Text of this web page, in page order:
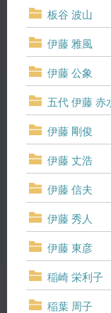
板谷 波山
伊藤 雅風
伊藤 公象
五代 伊藤 赤
伊藤 剛俊
伊藤 丈浩
伊藤 信夫
伊藤 秀人
伊藤 東彦
稲崎 栄利子
稲葉 周子